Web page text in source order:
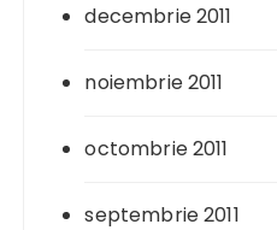
decembrie 2011
noiembrie 2011
octombrie 2011
septembrie 2011